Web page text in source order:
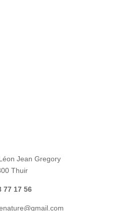
Jean Gregory
Thuir
77 17 56